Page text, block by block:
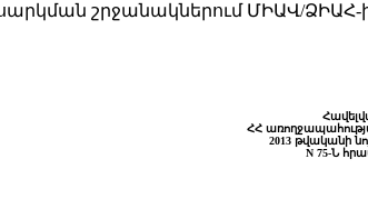
շրջանակներում ՄԻԱՎ/ՁԻԱՀ-
ՀՀ
2013 թվականի
N 75-Ն